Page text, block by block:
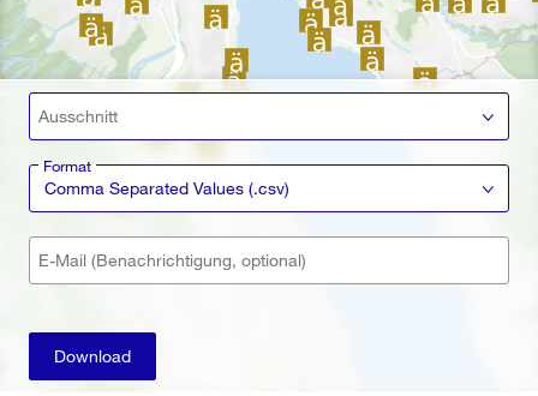
Ausschnitt
Format
Comma Separated Values (.csv)
E-Mail (Benachrichtigung, optional)
Download